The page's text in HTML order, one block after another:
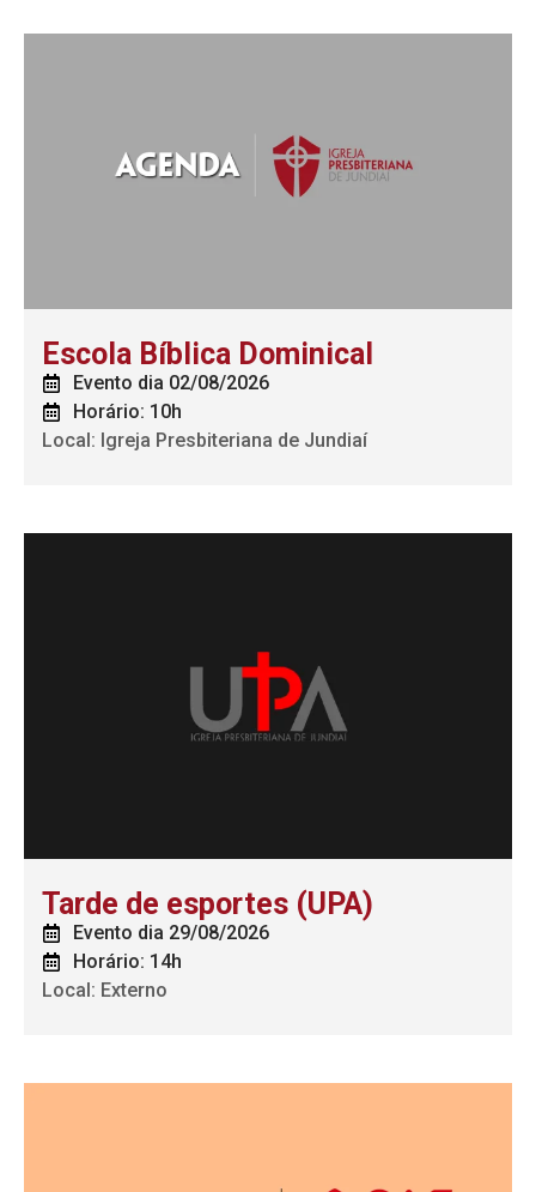
Escola Bíblica Dominical
Evento dia 02/08/2026
Horário: 10h
Local: Igreja Presbiteriana de Jundiaí
Tarde de esportes (UPA)
Evento dia 29/08/2026
Horário: 14h
Local: Externo